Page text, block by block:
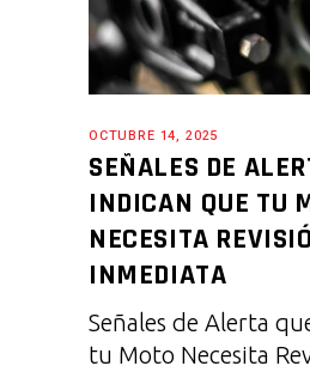
OCTUBRE 14, 2025
SEÑALES DE
INDICAN QUE TU
NECESITA
INMEDIATA
Señales de Alerta
tu Moto Necesita